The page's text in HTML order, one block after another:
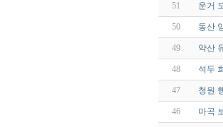
51 운거
50 동산
49 약산
48 석두
47 청원
46 마곡